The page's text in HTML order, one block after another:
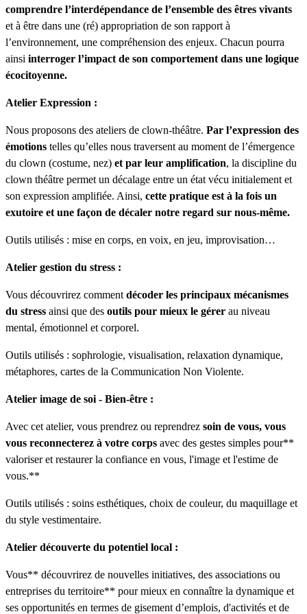
comprendre l’interdépendance de l’ensemble des êtres vivants
et à être dans une (ré) appropriation de son rapport à
l’environnement, une compréhension des enjeux. Chacun pourra
ainsi interroger l’impact de son comportement dans une logique
écocitoyenne.
Atelier Expression :
Nous proposons des ateliers de clown-théâtre. Par l’expression des
émotions telles qu’elles nous traversent au moment de l’émergence
du clown (costume, nez) et par leur amplification, la discipline du
clown théâtre permet un décalage entre un état vécu initialement et
son expression amplifiée. Ainsi, cette pratique est à la fois un
exutoire et une façon de décaler notre regard sur nous-même.
Outils utilisés : mise en corps, en voix, en jeu, improvisation…
Atelier gestion du stress :
Vous découvrirez comment décoder les principaux mécanismes
du stress ainsi que des outils pour mieux le gérer au niveau
mental, émotionnel et corporel.
Outils utilisés : sophrologie, visualisation, relaxation dynamique,
métaphores, cartes de la Communication Non Violente.
Atelier image de soi - Bien-être :
Avec cet atelier, vous prendrez ou reprendrez soin de vous, vous
vous reconnecterez à votre corps avec des gestes simples pour**
valoriser et restaurer la confiance en vous, l'image et l'estime de
vous.**
Outils utilisés : soins esthétiques, choix de couleur, du maquillage et
du style vestimentaire.
Atelier découverte du potentiel local :
Vous** découvrirez de nouvelles initiatives, des associations ou
entreprises du territoire** pour mieux en connaître la dynamique et
ses opportunités en termes de gisement d’emplois, d'activités et de